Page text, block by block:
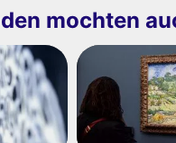
mochten